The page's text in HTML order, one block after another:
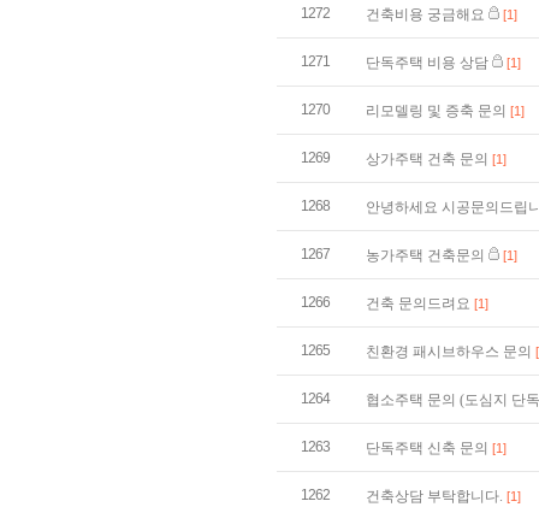
1272 건축비용 궁금해요 [1]
1271 단독주택 비용 상담 [1]
1270 리모델링 및 증축 문의 [1]
1269 상가주택 건축 문의 [1]
1268 안녕하세요 시공문의드립
1267 농가주택 건축문의 [1]
1266 건축 문의드려요 [1]
1265 친환경 패시브하우스 문의
1264 협소주택 문의 (도심지 단
1263 단독주택 신축 문의 [1]
1262 건축상담 부탁합니다. [1]